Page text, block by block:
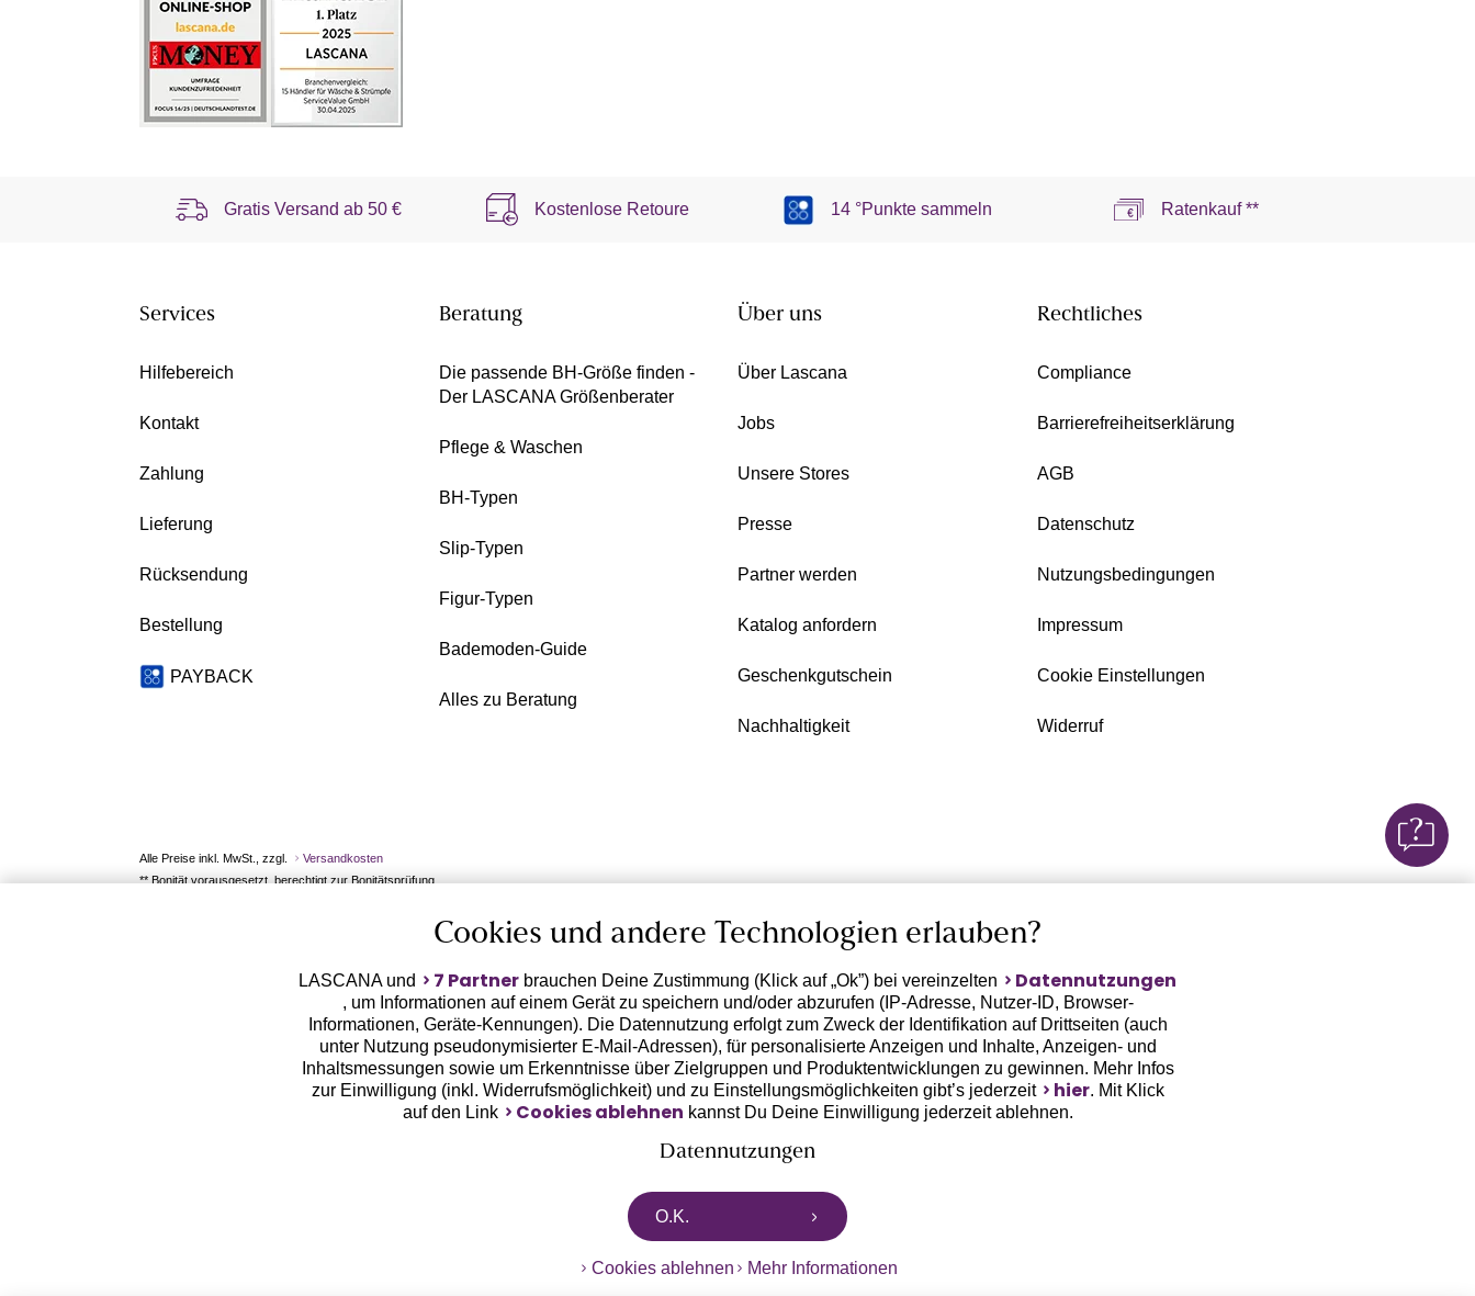
Gratis Versand ab50 € Kostenlose Retoure 14 °Punkte sammeln Ratenkauf **
Services
Hilfebereich
Kontakt
Zahlung
Lieferung
Rücksendung
Bestellung
PAYBACK
Beratung
Die passende BH-Größe finden -
Der LASCANA Größenberater
Pflege & Waschen
BH-Typen
Slip-Typen
Figur-Typen
Bademoden-Guide
Alles zu Beratung
Über uns
Über Lascana
Jobs
Unsere Stores
Presse
Partner werden
Katalog anfordern
Geschenkgutschein
Nachhaltigkeit
Rechtliches
Compliance
Barrierefreiheitserklärung
AGB
Datenschutz
Nutzungsbedingungen
Impressum
Cookie Einstellungen
Widerruf
Alle Preise inkl. MwSt., zzgl.
Versandkosten
** Bonität vorausgesetzt, berechtigt zur Bonitätsprüfung
Cookies und andere Technologien erlauben?
LASCANA und 7 Partner brauchen Deine Zustimmung (Klick auf „Ok”) bei vereinzelten Datennutzungen
, um Informationen auf einem Gerät zu speichern und/oder abzurufen (IP-Adresse, Nutzer-ID, Browser-
Informationen, Geräte-Kennungen). Die Datennutzung erfolgt zum Zweck der Identifikation auf Drittseiten (auch
unter Nutzung pseudonymisierter E-Mail-Adressen), für personalisierte Anzeigen und Inhalte, Anzeigen- und
Inhaltsmessungen sowie um Erkenntnisse über Zielgruppen und Produktentwicklungen zu gewinnen. Mehr Infos
zur Einwilligung (inkl. Widerrufsmöglichkeit) und zu Einstellungsmöglichkeiten gibt’s jederzeit
hier. Mit Klick
auf den Link
Cookies ablehnen kannst Du Deine Einwilligung jederzeit ablehnen.
Datennutzungen
LASCANA arbeitet mit Partnern zusammen, die von deinem Endgerät abgerufene Daten (Trackingdaten) oder die
von uns übermittelten pseudonymisierten Daten zur Aussteuerung unserer Werbung sowie auch zu eigenen
Erhebung der Trackingdaten bzw. die Übermittlung deiner pseudonymisierten Daten, sondern auch deren
O.K.
Cookies ablehnen Mehr Informationen